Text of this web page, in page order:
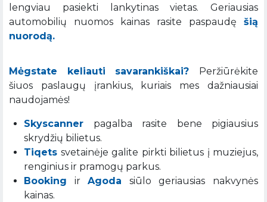
lengviau pasiekti lankytinas vietas. Geriausias
automobilių nuomos kainas rasite paspaudę šią
nuorodą.
Mėgstate keliauti savarankiškai?
Peržiūrėkite
šiuos paslaugų įrankius, kuriais mes dažniausiai
naudojamės!
Skyscanner pagalba rasite bene pigiausius
skrydžių bilietus.
Tiqets svetainėje galite pirkti bilietus į muziejus,
renginius ir pramogų parkus.
Booking irAgoda siūlo geriausias nakvynės
kainas.